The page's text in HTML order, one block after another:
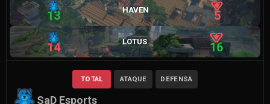
13 HAVEN 5
14 LOTUS 16
SaD Esports
TOTAL ATAQUE DEFENSA